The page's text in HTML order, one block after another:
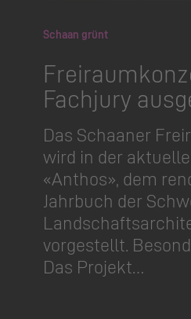
Schaan grünt
Fachjury
Das Schaaner
wird in der
«Anthos», dem
Jahrbuch der
vorgestellt.
Das Projekt…